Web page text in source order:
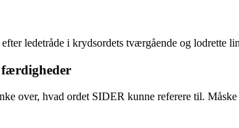
ledetråde i krydsordets tværgående og
over, hvad ordet SIDER kunne referere til.